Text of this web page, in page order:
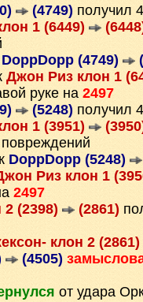
(4749) получил
1 (6449)
DoppDopp (4749)
Джон Риз клон 1
руке на 2497
(5248) получил
1 (3951)
DoppDopp (5248)
Риз клон 1
2497
(2398) (2861)
клон 2 (2861)
(4505)
от удара